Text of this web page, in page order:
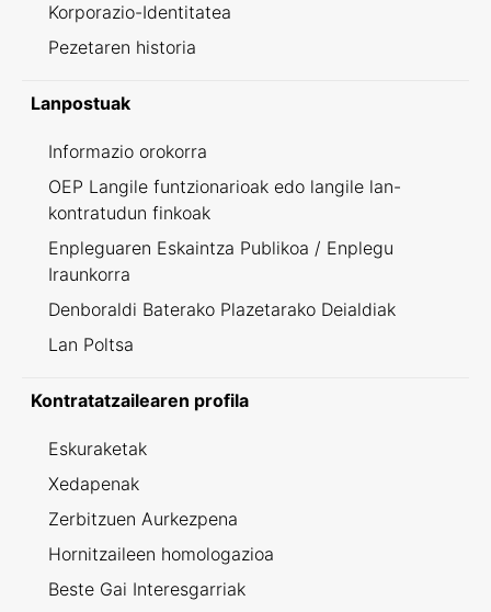
Korporazio-Identitatea
Pezetaren historia
Lanpostuak
Informazio orokorra
OEP Langile funtzionarioak edo langile lan-
kontratudun finkoak
Enpleguaren Eskaintza Publikoa / Enplegu
Iraunkorra
Denboraldi Baterako Plazetarako Deialdiak
Lan Poltsa
Kontratatzailearen profila
Eskuraketak
Xedapenak
Zerbitzuen Aurkezpena
Hornitzaileen homologazioa
Beste Gai Interesgarriak